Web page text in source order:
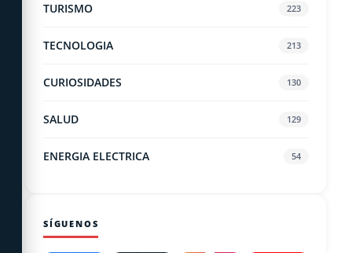
TURISMO 223
TECNOLOGIA 213
CURIOSIDADES 130
SALUD 129
ENERGIA ELECTRICA 54
SÍGUENOS